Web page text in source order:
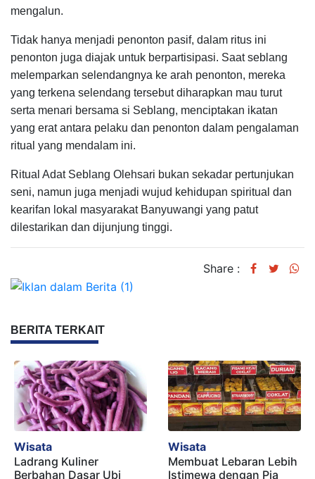
mengalun.
Tidak hanya menjadi penonton pasif, dalam ritus ini
penonton juga diajak untuk berpartisipasi. Saat seblang
melemparkan selendangnya ke arah penonton, mereka
yang terkena selendang tersebut diharapkan mau turut
serta menari bersama si Seblang, menciptakan ikatan
yang erat antara pelaku dan penonton dalam pengalaman
ritual yang mendalam ini.
Ritual Adat Seblang Olehsari bukan sekadar pertunjukan
seni, namun juga menjadi wujud kehidupan spiritual dan
kearifan lokal masyarakat Banyuwangi yang patut
dilestarikan dan dijunjung tinggi.
Share :
BERITA TERKAIT
Wisata
Ladrang Kuliner
Berbahan Dasar Ubi
Wisata
Membuat Lebaran Lebih
Istimewa dengan Pia